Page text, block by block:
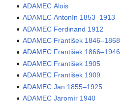
ADAMEC Alois
ADAMEC Antonín 1853–1913
ADAMEC Ferdinand 1912
ADAMEC František 1846–1868
ADAMEC František 1866–1946
ADAMEC František 1905
ADAMEC František 1909
ADAMEC Jan 1855–1925
ADAMEC Jaromír 1940